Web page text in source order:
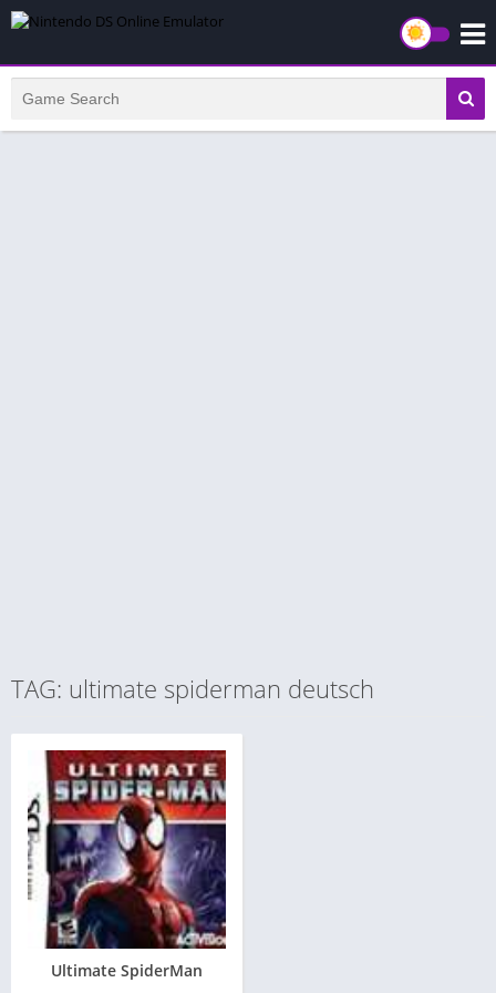
TAG: ultimate spiderman deutsch
Ultimate SpiderMan